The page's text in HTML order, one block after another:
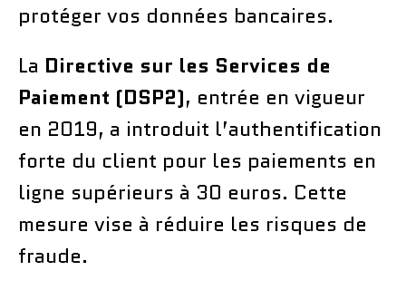
protéger vos données bancaires.
La Directive sur les Services de
Paiement (DSP2), entrée en vigueur
en 2019, a introduit l’authentification
forte du client pour les paiements en
ligne supérieurs à 30 euros. Cette
mesure vise à réduire les risques de
fraude.